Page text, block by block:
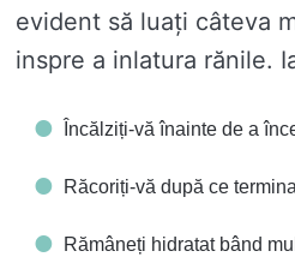
evident să luați câteva
inspre a inlatura rănile.
Încălziți-vă înainte de a
Răcoriți-vă după ce
Rămâneți hidratat bând